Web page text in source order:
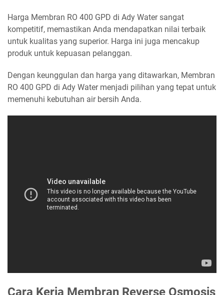
Harga Membran RO 400 GPD di Ady Water sangat
kompetitif, memastikan Anda mendapatkan nilai terbaik
untuk kualitas yang superior. Harga ini juga mencakup
produk untuk kepuasan pelanggan.
Dengan keunggulan dan harga yang ditawarkan, Membran
RO 400 GPD di Ady Water menjadi pilihan yang tepat untuk
memenuhi kebutuhan air bersih Anda.
Cara Kerja Membran Reverse Osmosis